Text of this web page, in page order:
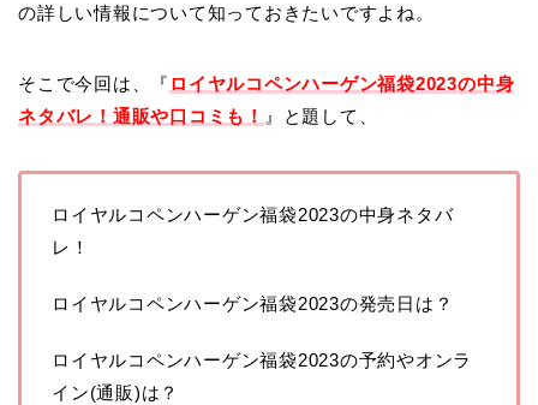
の詳しい情報について知っておきたいですよね。
そこで今回は、『 ロイヤルコペンハーゲン福袋2023の中身
ネタバレ！通販や口コミも！
』と題して、
ロイヤルコペンハーゲン福袋2023の中身ネタバ
レ！
ロイヤルコペンハーゲン福袋2023の発売日は？
ロイヤルコペンハーゲン福袋2023の予約やオンラ
イン(通販)は？